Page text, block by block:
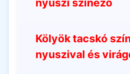
nyuszi színező
Kölyök tacskó
nyuszival és